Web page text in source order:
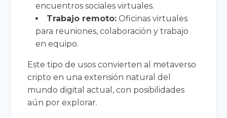
encuentros sociales virtuales.
Trabajo remoto: Oficinas virtuales
para reuniones, colaboración y trabajo
en equipo.
Este tipo de usos convierten al metaverso
cripto en una extensión natural del
mundo digital actual, con posibilidades
aún por explorar.